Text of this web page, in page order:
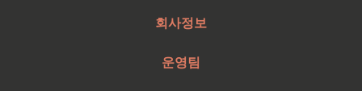
회사정보
운영팀